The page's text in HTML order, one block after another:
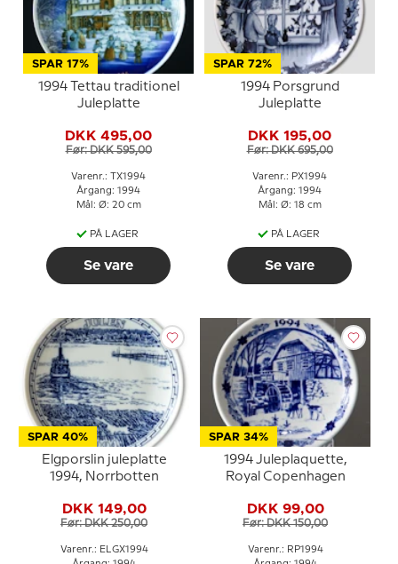
SPAR 17%
1994 Tettau traditionel
Juleplatte
DKK 495,00
Før: DKK 595,00
Varenr.: TX1994
Årgang: 1994
Mål: Ø: 20 cm
PÅ LAGER
Se vare
SPAR 72%
1994 Porsgrund
Juleplatte
DKK 195,00
Før: DKK 695,00
Varenr.: PX1994
Årgang: 1994
Mål: Ø: 18 cm
PÅ LAGER
Se vare
SPAR 40%
Elgporslin juleplatte
1994, Norrbotten
DKK 149,00
Før: DKK 250,00
Varenr.: ELGX1994
SPAR 34%
1994 Juleplaquette,
Royal Copenhagen
DKK 99,00
Før: DKK 150,00
Varenr.: RP1994